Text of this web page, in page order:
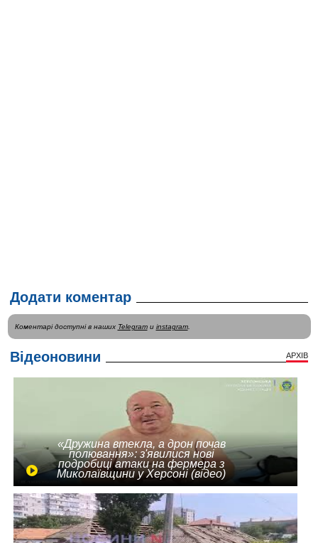
Додати коментар
Коментарі доступні в наших Telegramи instagram.
Відеоновини АРХІВ
«Дружина втекла, а дрон почав
полювання»: з'явилися нові
подробиці атаки на фермера з
Миколаївщини у Херсоні (відео)